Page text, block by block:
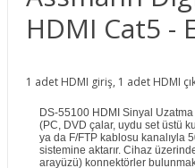
HDMI Cat5 -
1 adet HDMI giriş, 1 adet HDMI
DS-55100 HDMI Sinyal
(PC, DVD çalar, uydu set üstü
ya da F/FTP kablosu kanalıyla
sistemine aktarır. Cihaz
arayüzü) konnektörler